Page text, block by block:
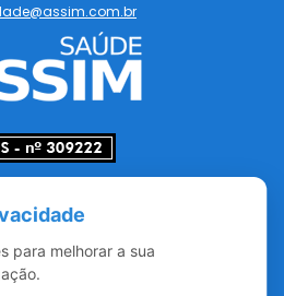
para melhorar a sua